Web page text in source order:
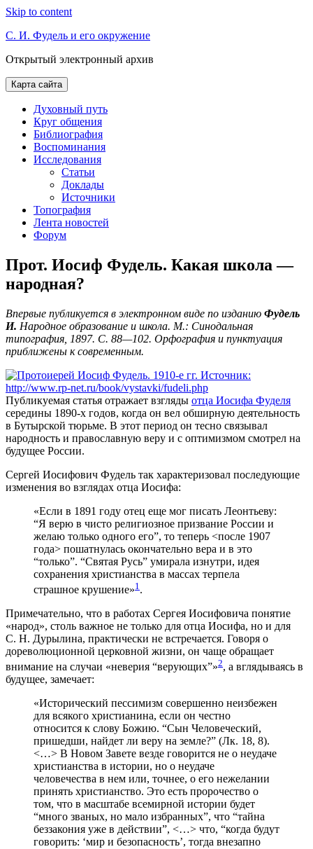
Skip to content
С. И. Фудель и его окружение
Открытый электронный архив
Карта сайта
Духовный путь
Круг общения
Библиография
Воспоминания
Исследования
Статьи
Доклады
Источники
Топография
Лента новостей
Форум
Прот. Иосиф Фудель. Какая школа —
народная?
Впервые публикуется в электронном виде по изданию Фудель
И. Народное образование и школа. М.: Синодальная
типография, 1897. С. 88—102. Орфография и пунктуация
приближены к современным.
Публикуемая статья отражает взгляды отца Иосифа Фуделя
середины 1890-х годов, когда он вел обширную деятельность
в Бутырской тюрьме. В этот период он тесно связывал
народность и православную веру и с оптимизмом смотрел на
будущее России.
Сергей Иосифович Фудель так характеризовал последующие
изменения во взглядах отца Иосифа:
«Если в 1891 году отец еще мог писать Леонтьеву:
“Я верю в чисто религиозное призвание России и
желаю только одного его”, то теперь <после 1907
года> пошатнулась окончательно вера и в это
“только”. “Святая Русь” умирала изнутри, идея
сохранения христианства в массах терпела
страшное крушение»1 .
Примечательно, что в работах Сергея Иосифовича понятие
«народ», столь важное не только для отца Иосифа, но и для
С. Н. Дурылина, практически не встречается. Говоря о
дореволюционной церковной жизни, он чаще обращает
внимание на случаи «неверия “верующих”»2, а вглядываясь в
будущее, замечает:
«Исторический пессимизм совершенно неизбежен
для всякого христианина, если он честно
относится к слову Божию. “Сын Человеческий,
пришедши, найдет ли веру на земле?” (Лк. 18, 8).
<…> В Новом Завете везде говорится не о неудаче
христианства в истории, но о неудаче
человечества в нем или, точнее, о его нежелании
принять христианство. Это есть пророчество о
том, что в масштабе всемирной истории будет
“много званых, но мало избранных”, что “тайна
беззакония уже в действии”, <…> что, “когда будут
говорить: ‘мир и безопасность’, тогда внезапно